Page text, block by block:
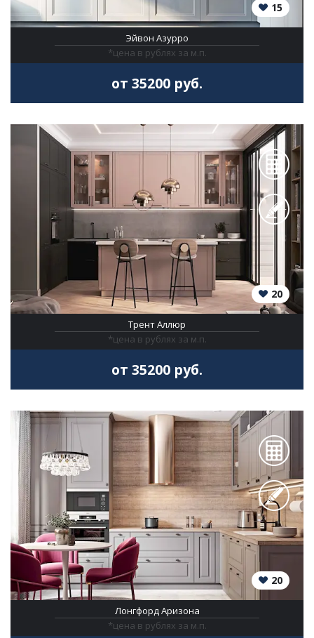
15
Эйвон Азурро
*цена в рублях за м.п.
от 35200 руб.
20
Трент Аллюр
*цена в рублях за м.п.
от 35200 руб.
20
Лонгфорд Аризона
*цена в рублях за м.п.